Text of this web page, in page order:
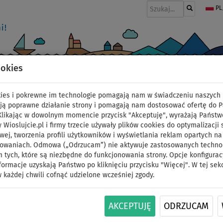
i pokrewne im technologie pomagają nam w świadczeniu naszych
poprawne działanie strony i pomagają nam dostosować ofertę do
w dowolnym momencie przycisk "Akceptuję", wyrażają
Wioslujcie.pl i firmy trzecie używały plików cookies do optymalizacji
tworzenia profili użytkowników i wyświetlania reklam opartych na
Odmowa („Odrzucam”) nie aktywuje zastosowanych
tych, które są niezbędne do funkcjonowania strony. Opcje
uzyskają Państwo po kliknięciu przycisku "Więcej". W tej
każdej chwili cofnąć udzielone wcześniej zgody.
AKCEPTUJĘ ODRZUCAM
Deska SUP F2 PEAK
pompowany
podstawowy
NASZ
WIOSŁO W
ZESTAWIE
OPCJA
OPCJA